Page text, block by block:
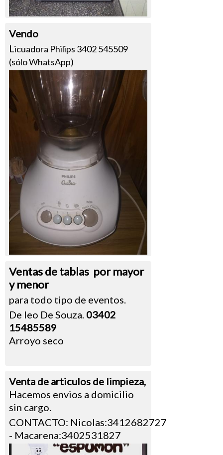
Vendo
L icuadora Philips 3402 545509
(sólo WhatsApp)
Ventas de tablas por mayor
y menor
para todo tipo de eventos.
De leo De Souza. 03402
15485589
Arroyo seco
Venta de articulos de limpieza,
Hacemos envios a domicilio
sin cargo.
CONTACTO: Nicolas:3412682727
- Macarena:3402531827